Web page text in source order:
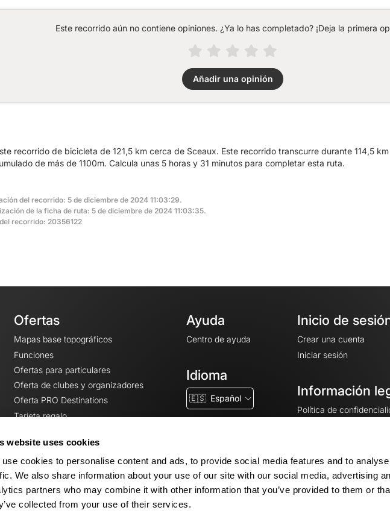
website uses cookies
use cookies to personalise content and ads, to provide social media features and to
We also share information about your use of our site with our social media, advertising
partners who may combine it with other information that you’ve provided to them or
collected from your use of their services.
Este recorrido aún no contiene opiniones. ¿Ya lo has completado? ¡Deja la primera
Añadir una opinión
recorrido de bicicleta de 121,5 km cerca de Sceaux. Este recorrido transcurre durante 114,5
de más de 1100m. Calcula unas 5 horas y 31 minutos para completar esta ruta.
del recorrido: 5 de diciembre de 2024 11:03:29.
de la ficha de ruta: 5 de diciembre de 2024 11:03:35.
recorrido: 20356122
Ofertas
Mapas base topográficos
Funciones
Ofertas para particulares
Oferta de clubes y organizadores
Oferta PRO Destinations
Tarjeta regalo
Ayuda
Centro de ayuda
Idioma
🇪🇸 Español
Inicio de
Crear una cuenta
Iniciar sesión
Información
Política de
Avisos legales
Configuración de